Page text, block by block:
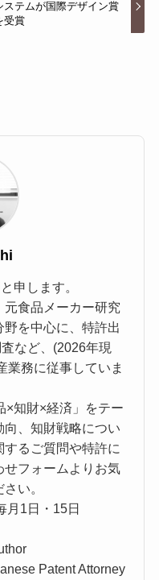
ステムが国際デザイン賞
受賞
申します。
食品メーカー研究
を中心に、特許出
など、(2026年現
業務に従事していま
×知財×経済」をテー
、知財戦略につい
るご質問や特許に
フォームよりお気
い。
月1日・15日
Patent Attorney